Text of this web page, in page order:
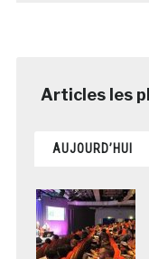
AUJOURD’HUI